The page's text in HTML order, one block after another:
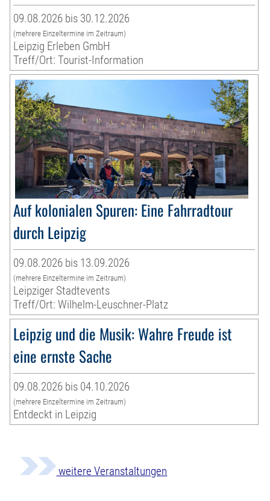
09.08.2026 bis 30.12.2026
(mehrere Einzeltermine im Zeitraum)
Leipzig Erleben GmbH
Treff/Ort: Tourist-Information
Auf kolonialen Spuren: Eine Fahrradtour
durch Leipzig
09.08.2026 bis 13.09.2026
(mehrere Einzeltermine im Zeitraum)
Leipziger Stadtevents
Treff/Ort: Wilhelm-Leuschner-Platz
Leipzig und die Musik: Wahre Freude ist
eine ernste Sache
09.08.2026 bis 04.10.2026
(mehrere Einzeltermine im Zeitraum)
Entdeckt in Leipzig
weitere Veranstaltungen